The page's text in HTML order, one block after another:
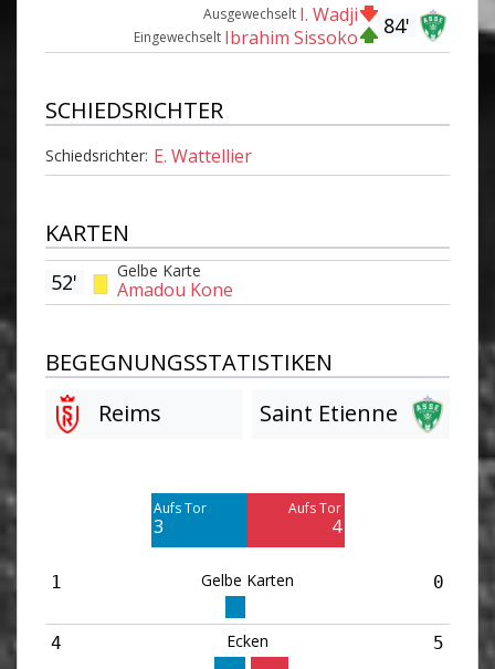
84'
Ausgewechselt I. Wadji
Eingewechselt Ibrahim Sissoko
SCHIEDSRICHTER
Schiedsrichter: E. Wattellier
KARTEN
Gelbe Karte
Amadou Kone
52'
BEGEGNUNGSSTATISTIKEN
Reims
Saint Etienne
Aufs Tor
3
Aufs Tor
4
1 Gelbe Karten 0
4 Ecken 5